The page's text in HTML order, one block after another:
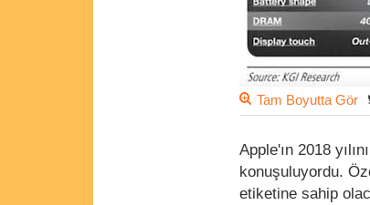
Tam Boyutta Gör
Apple'ın 2018
konuşuluyordu.
etiketine sahip